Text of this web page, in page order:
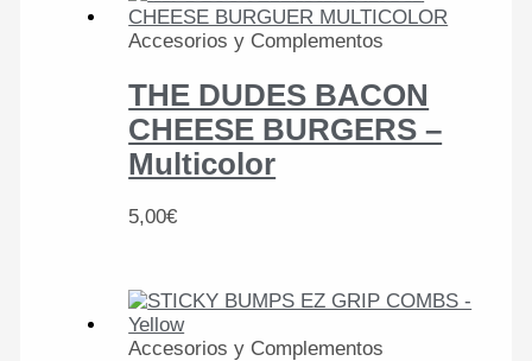
Accesorios y Complementos
THE DUDES BACON
CHEESE BURGERS –
Multicolor
5,00€
Accesorios y Complementos